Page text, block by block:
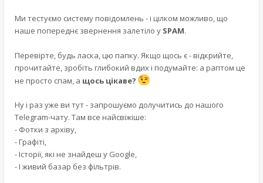
Ми тестуємо систему повідомлень - і цілком можливо, що
наше попереднє звернення залетіло у SPAM.
Перевірте, будь ласка, цю папку. Якщо щось є - відкрийте,
прочитайте, зробіть глибокий вдих і подумайте: а раптом це
не просто спам, а щось цікаве?
Ну і раз уже ви тут - запрошуємо долучитись до нашого
Telegram-чату. Там все найсвіжіше:
- Фотки з архіву,
- Графіті,
- Історії, які не знайдеш у Google,
- І живий базар без фільтрів.